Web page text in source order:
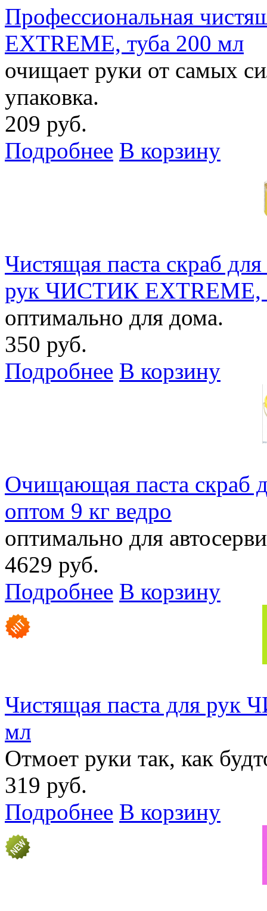
Профессиональная
EXTREME, туба 200 мл
очищает руки от самых
упаковка.
209 руб.
Подробнее В корзину
Чистящая паста скраб
рук ЧИСТИК EXTREME,
оптимально для дома.
350 руб.
Подробнее В корзину
Очищающая паста скраб
оптом 9 кг ведро
оптимально для
4629 руб.
Подробнее В корзину
Чистящая паста для
мл
Отмоет руки так, как
319 руб.
Подробнее В корзину